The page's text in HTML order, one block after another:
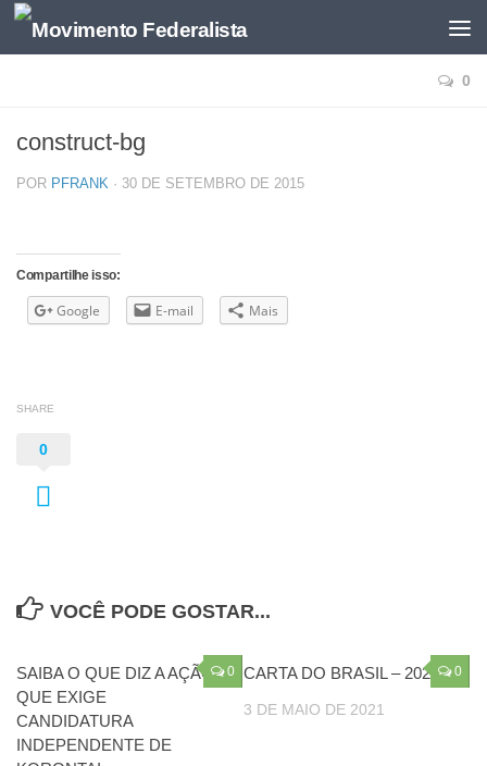
0
construct-bg
POR PFRANK · 30 DE SETEMBRO DE 2015
Compartilhe isso:
Google E-mail Mais
SHARE
0
VOCÊ PODE GOSTAR...
0
SAIBA O QUE DIZ A AÇÃO
QUE EXIGE
CANDIDATURA
INDEPENDENTE DE
0
CARTA DO BRASIL – 2021
3 DE MAIO DE 2021